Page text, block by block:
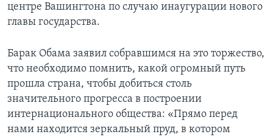
центре Вашингтона по случаю инаугурации нового
главы государства.
Барак Обама заявил собравшимся на это торжество,
что необходимо помнить, какой огромный путь
прошла страна, чтобы добиться столь
значительного прогресса в построении
интернационального общества: «Прямо перед
нами находится зеркальный пруд, в котором